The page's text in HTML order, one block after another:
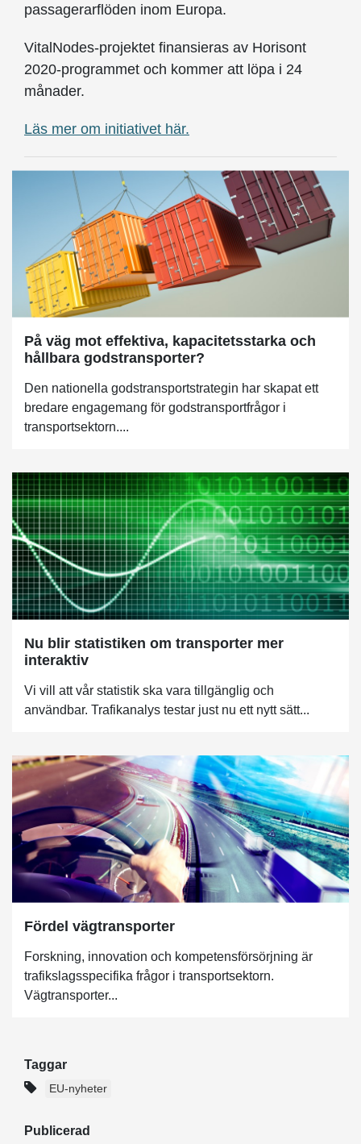
passagerarflöden inom Europa.
VitalNodes-projektet finansieras av Horisont
2020-programmet och kommer att löpa i 24
månader.
Läs mer om initiativet här.
På väg mot effektiva, kapacitetsstarka och
hållbara godstransporter?
Den nationella godstransportstrategin har skapat ett
bredare engagemang för godstransportfrågor i
transportsektorn....
Nu blir statistiken om transporter mer
interaktiv
Vi vill att vår statistik ska vara tillgänglig och
användbar. Trafikanalys testar just nu ett nytt sätt...
Fördel vägtransporter
Forskning, innovation och kompetensförsörjning är
trafikslagsspecifika frågor i transportsektorn.
Vägtransporter...
Taggar
EU-nyheter
Publicerad